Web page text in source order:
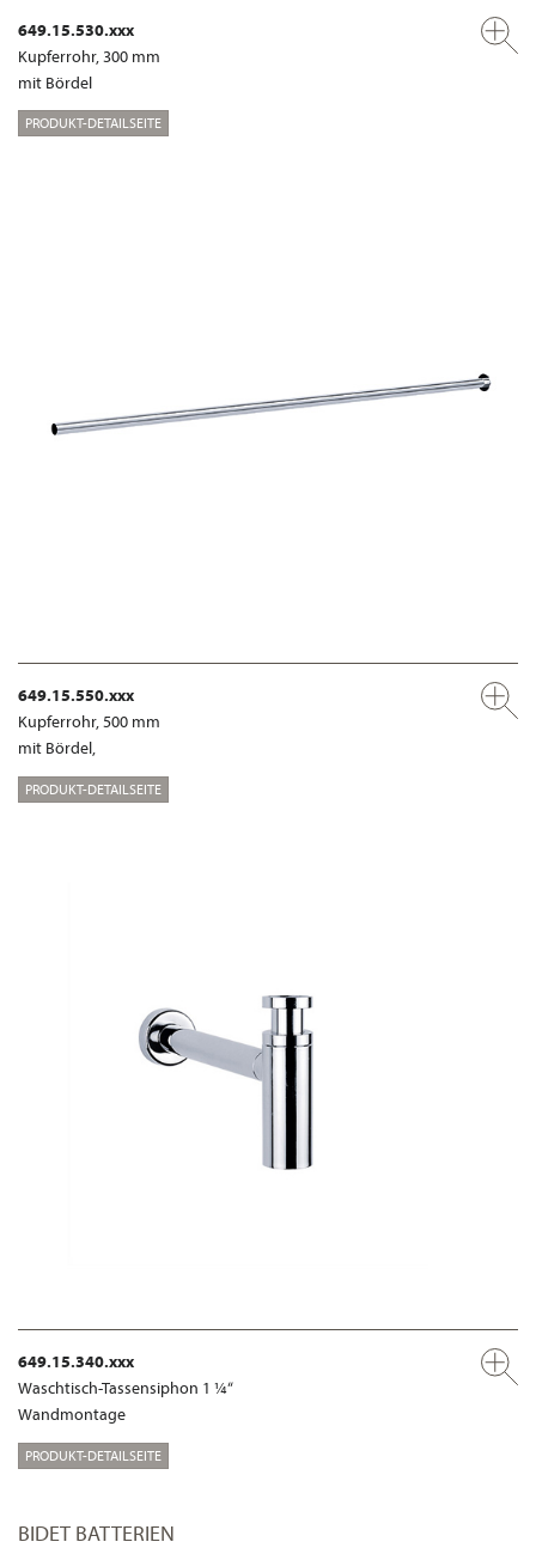
649.15.530.xxx
Kupferrohr, 300 mm
mit Bördel
PRODUKT-DETAILSEITE
649.15.550.xxx
Kupferrohr, 500 mm
mit Bördel,
PRODUKT-DETAILSEITE
649.15.340.xxx
Waschtisch-Tassensiphon 1 ¼“
Wandmontage
PRODUKT-DETAILSEITE
BIDET BATTERIEN